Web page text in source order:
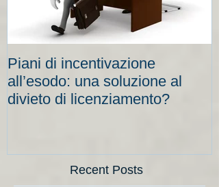
Piani di incentivazione
all’esodo: una soluzione al
divieto di licenziamento?
Recent Posts